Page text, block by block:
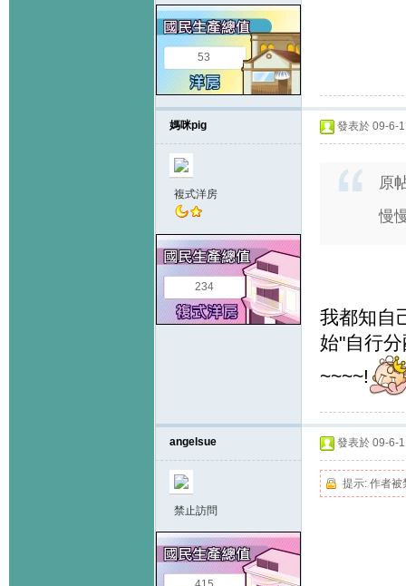
53
媽咪pig
複式洋房
234
發表於 09-6-
原
慢
我都知自
始"自行
~~~~!
angelsue
禁止訪問
發表於 09-6-
提示: 作者被